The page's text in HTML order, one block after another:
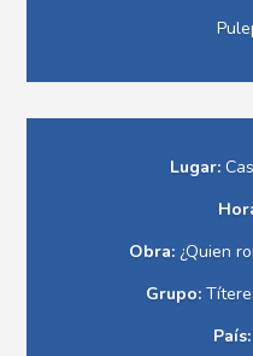
Lugar:
Obra: ¿Quien
Grupo:
País: